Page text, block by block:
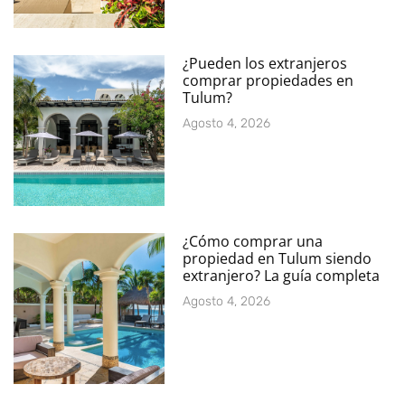
¿Pueden los extranjeros
comprar propiedades en
Tulum?
Agosto 4, 2026
¿Cómo comprar una
propiedad en Tulum siendo
extranjero? La guía completa
Agosto 4, 2026